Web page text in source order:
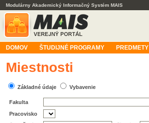
Modulárny Akademický Informačný Systém MAIS
DOMOV ŠTUDIJNÉ PROGRAMY PREDMETY
Miestnosti
Základné údaje Vybavenie
Fakulta
Pracovisko